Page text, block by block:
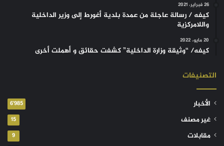
26 فبراير، 2021
كيفه / رسالة عاجلة من عمدة بلدية أغورط إلى وزير الداخلية
واللامركزية
20 مايو، 2022
كيفه/ “وثيقة وزارة الداخلية” كشفت حقائق و أهملت أخرى
التصنيفات
الأخبار 6٬985
غير مصنف 15
مقابلات 9